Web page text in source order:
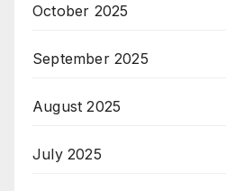
October 2025
September 2025
August 2025
July 2025